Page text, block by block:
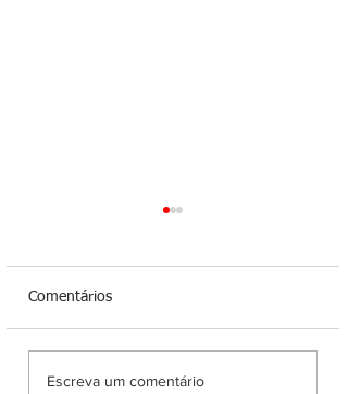
Após convenção do
Comentários
Escreva um comentário